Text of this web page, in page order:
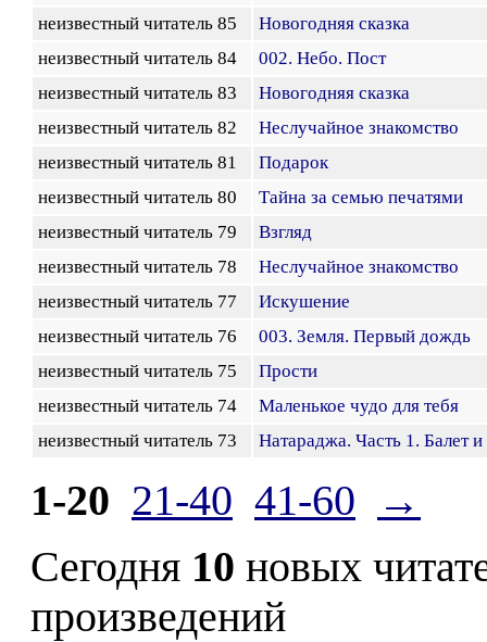
неизвестный читатель 85
Новогодняя сказка
неизвестный читатель 84
002. Небо. Пост
неизвестный читатель 83
Новогодняя сказка
неизвестный читатель 82
Неслучайное знакомство
неизвестный читатель 81
Подарок
неизвестный читатель 80
Тайна за семью печатями
неизвестный читатель 79
Взгляд
неизвестный читатель 78
Неслучайное знакомство
неизвестный читатель 77
Искушение
неизвестный читатель 76
003. Земля. Первый дождь
неизвестный читатель 75
Прости
неизвестный читатель 74
Маленькое чудо для тебя
неизвестный читатель 73
Натараджа. Часть 1. Балет
1-20 21-40 41-60
→
Сегодня 10 новых
произведений